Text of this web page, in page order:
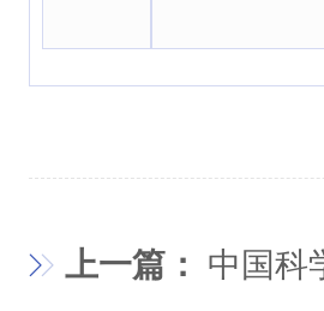
上一篇： 中国科